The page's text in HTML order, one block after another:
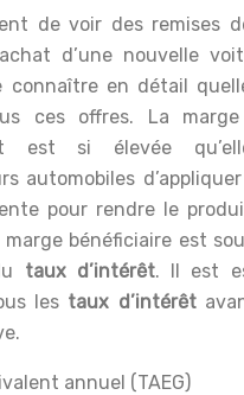
de voir des remises
d’une nouvelle
connaître en détail
ces offres. La
est si élevée
automobiles
pour rendre le
bénéficiaire est
taux d’intérêt. Il est
les taux d’intérêt
annuel (TAEG)